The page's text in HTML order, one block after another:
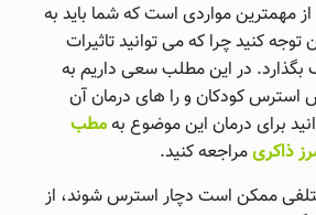
مهمترین مواردی است که شما باید به
توجه کنید چرا که می توانید تاثیرات
بگذارد. در این مطلب سعی داریم به
کودکان و را های درمان آن
برای درمان این موضوع بهمطب
ذاکریمراجعه کنید.
ممکن است دچار استرس شوند، از